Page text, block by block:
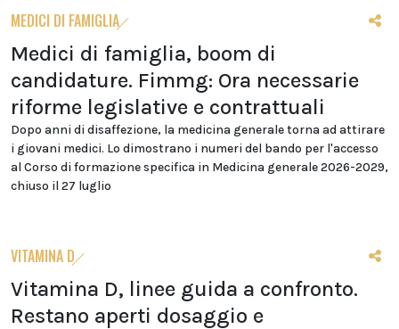
MEDICI DI FAMIGLIA
Medici di famiglia, boom di
candidature. Fimmg: Ora necessarie
riforme legislative e contrattuali
Dopo anni di disaffezione, la medicina generale torna ad attirare
i giovani medici. Lo dimostrano i numeri del bando per l'accesso
al Corso di formazione specifica in Medicina generale 2026-2029,
chiuso il 27 luglio
VITAMINA D
Vitamina D, linee guida a confronto.
Restano aperti dosaggio e